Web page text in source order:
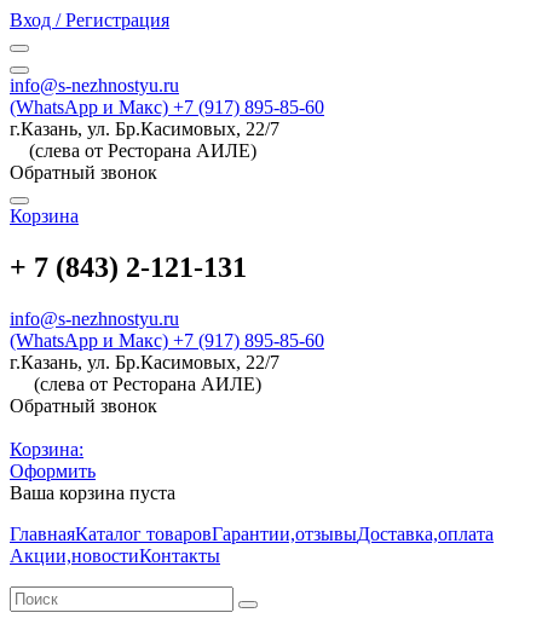
Вход / Регистрация
info@s-nezhnostyu.ru
(WhatsApp и Макс) +7 (917) 895-85-60
г.Казань, ул. Бр.Касимовых, 22/7
(слева от Ресторана АИЛЕ)
Обратный звонок
Корзина
+ 7 (843) 2-121-131
info@s-nezhnostyu.ru
(WhatsApp и Макс) +7 (917) 895-85-60
г.Казань, ул. Бр.Касимовых, 22/7
(слева от Ресторана АИЛЕ)
Обратный звонок
Корзина:
Оформить
Ваша корзина пуста
ГлавнаяКаталог товаровГарантии,отзывыДоставка,оплата
Акции,новостиКонтакты